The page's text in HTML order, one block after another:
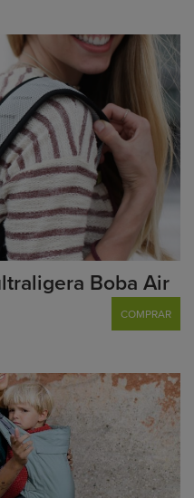
Boba Air
COMPRAR